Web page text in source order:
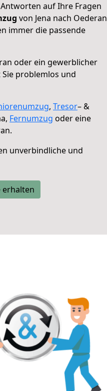
auf Ihre Fragen
von Jena nach Oederan
immer die passende
oder ein gewerblicher
Sie problemlos und
, Tresor– &
Fernumzug oder eine
unverbindliche und
erhalten